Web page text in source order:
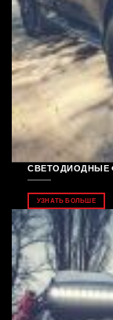
СВЕТОДИОДНЫЕ
УЗНАТЬ БОЛЬШЕ